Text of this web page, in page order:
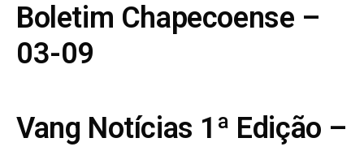
Boletim Chapecoense –
03-09
Vang Notícias 1ª Edição –